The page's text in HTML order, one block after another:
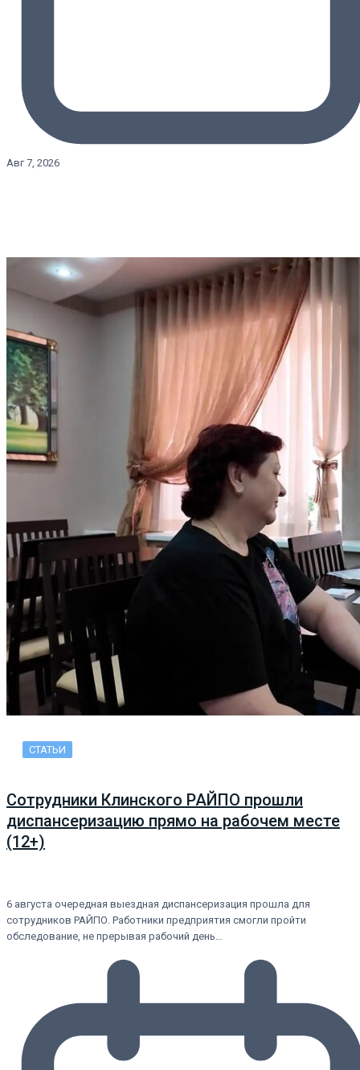
Авг 7, 2026
СТАТЬИ
Сотрудники Клинского РАЙПО прошли
диспансеризацию прямо на рабочем месте
(12+)
6 августа очередная выездная диспансеризация прошла для
сотрудников РАЙПО. Работники предприятия смогли пройти
обследование, не прерывая рабочий день…